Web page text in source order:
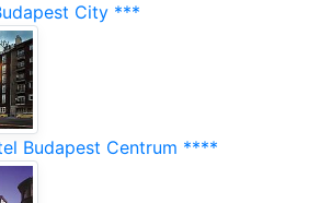
City ***
Budapest Centrum ****